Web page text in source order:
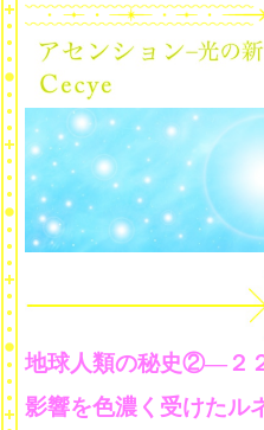
地球人類の秘史②―２
影響を色濃く受けたル